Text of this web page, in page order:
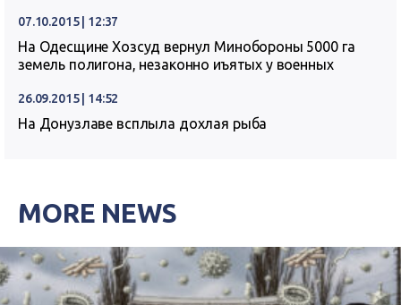
07.10.2015 | 12:37
На Одесщине Хозсуд вернул Минобороны 5000 га
земель полигона, незаконно иъятых у военных
26.09.2015 | 14:52
На Донузлаве всплыла дохлая рыба
MORE NEWS